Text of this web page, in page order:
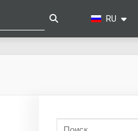
RU
Искать: